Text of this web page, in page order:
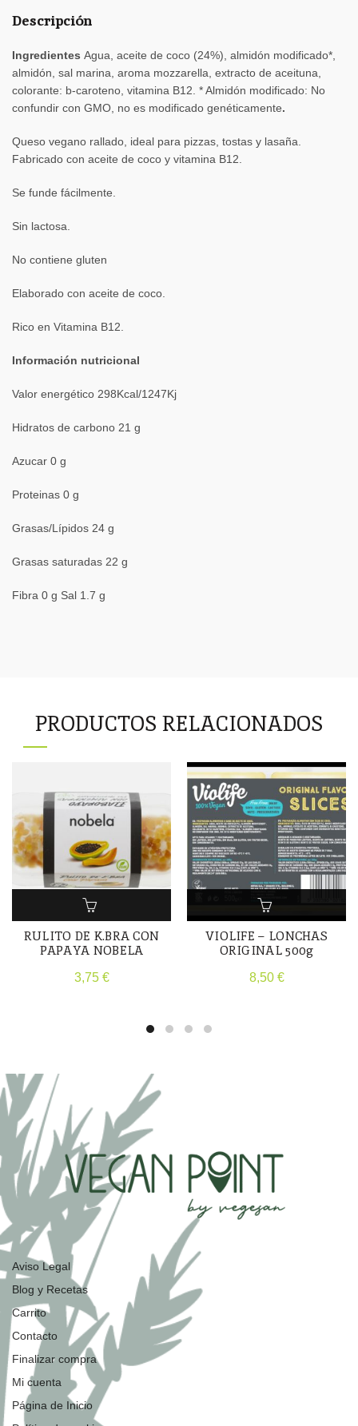
Descripción
Ingredientes Agua, aceite de coco (24%), almidón modificado*,
almidón, sal marina, aroma mozzarella, extracto de aceituna,
colorante: b-caroteno, vitamina B12. * Almidón modificado: No
confundir con GMO, no es modificado genéticamente.
Queso vegano rallado, ideal para pizzas, tostas y lasaña.
Fabricado con aceite de coco y vitamina B12.
Se funde fácilmente.
Sin lactosa.
No contiene gluten
Elaborado con aceite de coco.
Rico en Vitamina B12.
Información nutricional
Valor energético 298Kcal/1247Kj
Hidratos de carbono 21 g
Azucar 0 g
Proteinas 0 g
Grasas/Lípidos 24 g
Grasas saturadas 22 g
Fibra 0 g Sal 1.7 g
PRODUCTOS RELACIONADOS
RULITO DE K.BRA CON
PAPAYA NOBELA
3,75 €
VIOLIFE – LONCHAS
ORIGINAL 500g
8,50 €
Aviso Legal
Blog y Recetas
Carrito
Contacto
Finalizar compra
Mi cuenta
Página de Inicio